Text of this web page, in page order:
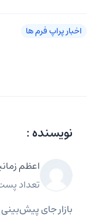
اخبار پراپ فرم ها
نویسنده :
اعظم
تعداد پست
بازار جای